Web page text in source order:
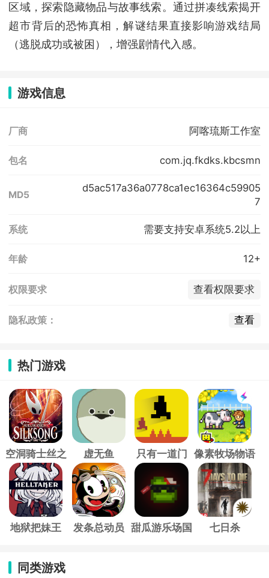
区域，探索隐藏物品与故事线索。通过拼凑线索揭开
超市背后的恐怖真相，解谜结果直接影响游戏结局
（逃脱成功或被困），增强剧情代入感。
游戏信息
厂商 阿喀琉斯工作室
包名 com.jq.fkdks.kbcsmn
MD5
d5ac517a36a0778ca1ec16364c59905
7
系统 需要支持安卓系统5.2以上
年龄 12+
权限要求 查看权限要求
隐私政策： 查看
热门游戏
空洞骑士丝之
歌
虚无鱼 只有一道门 像素牧场物语
地狱把妹王 发条总动员
甜瓜游乐场国
七日杀
同类游戏